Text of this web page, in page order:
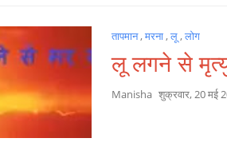
तापमान,मरना,लू,लोग
लू लगने से मृत्यु
Manisha शुक्रवार, 20 मई